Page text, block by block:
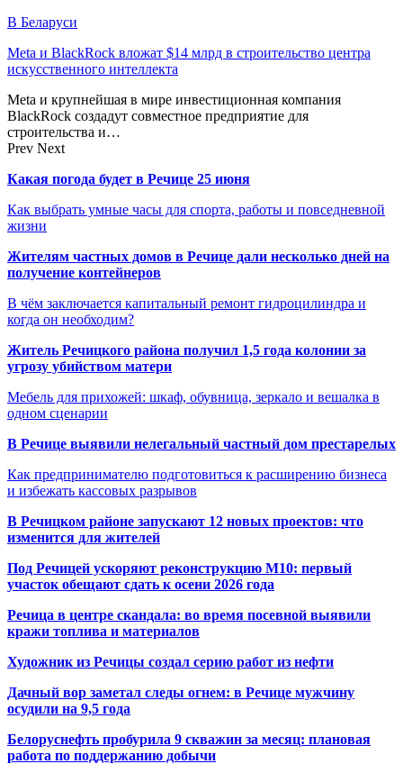
В Беларуси
Meta и BlackRock вложат $14 млрд в строительство центра
искусственного интеллекта
Meta и крупнейшая в мире инвестиционная компания
BlackRock создадут совместное предприятие для
строительства и…
Prev Next
Какая погода будет в Речице 25 июня
Как выбрать умные часы для спорта, работы и повседневной
жизни
Жителям частных домов в Речице дали несколько дней на
получение контейнеров
В чём заключается капитальный ремонт гидроцилиндра и
когда он необходим?
Житель Речицкого района получил 1,5 года колонии за
угрозу убийством матери
Мебель для прихожей: шкаф, обувница, зеркало и вешалка в
одном сценарии
В Речице выявили нелегальный частный дом престарелых
Как предпринимателю подготовиться к расширению бизнеса
и избежать кассовых разрывов
В Речицком районе запускают 12 новых проектов: что
изменится для жителей
Под Речицей ускоряют реконструкцию М10: первый
участок обещают сдать к осени 2026 года
Речица в центре скандала: во время посевной выявили
кражи топлива и материалов
Художник из Речицы создал серию работ из нефти
Дачный вор заметал следы огнем: в Речице мужчину
осудили на 9,5 года
Белоруснефть пробурила 9 скважин за месяц: плановая
работа по поддержанию добычи